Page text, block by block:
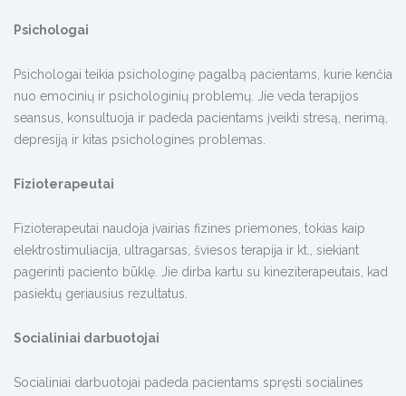
Psichologai
Psichologai teikia psichologinę pagalbą pacientams, kurie kenčia
nuo emocinių ir psichologinių problemų. Jie veda terapijos
seansus, konsultuoja ir padeda pacientams įveikti stresą, nerimą,
depresiją ir kitas psichologines problemas.
Fizioterapeutai
Fizioterapeutai naudoja įvairias fizines priemones, tokias kaip
elektrostimuliacija, ultragarsas, šviesos terapija ir kt., siekiant
pagerinti paciento būklę. Jie dirba kartu su kineziterapeutais, kad
pasiektų geriausius rezultatus.
Socialiniai darbuotojai
Socialiniai darbuotojai padeda pacientams spręsti socialines